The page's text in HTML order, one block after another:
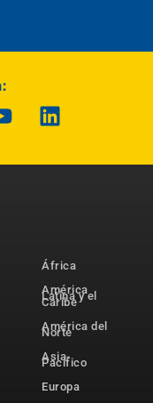
África
América
Latina y el
Caribe
América del
Norte
Asia-
Pacífico
Europa